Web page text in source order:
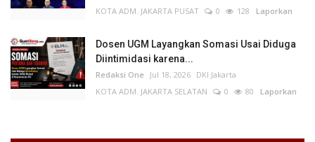
KOTA ADM. JAKARTA PUSAT
0 128 Laporkan
Dosen UGM Layangkan Somasi Usai Diduga
Diintimidasi karena...
Redaksi One Jul 18, 2026 DKI Jakarta
KOTA ADM. JAKARTA SELATAN
0 80 Laporkan